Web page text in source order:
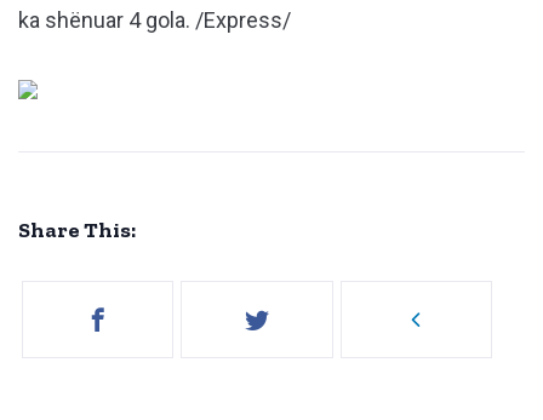
ka shënuar 4 gola. /Express/
Share This: